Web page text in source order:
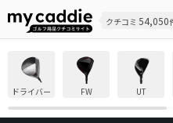
クチコミ 54,050
ドライバー FW UT